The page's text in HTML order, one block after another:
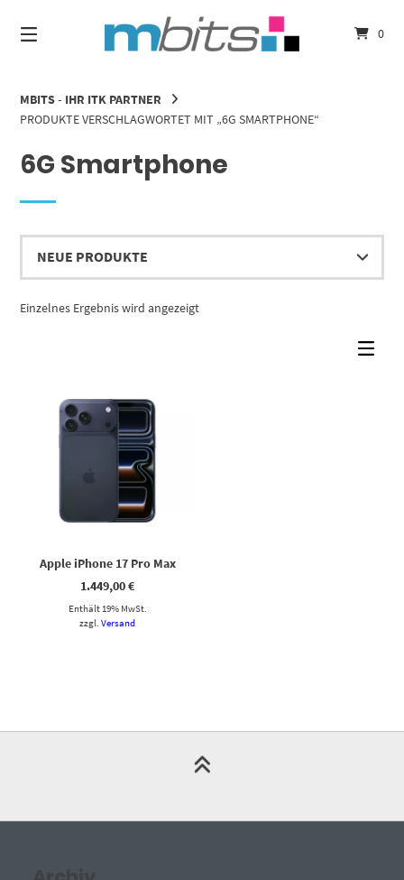
zum
Inhalt
0
MBITS - IHR ITK PARTNER
PRODUKTE VERSCHLAGWORTET MIT „6G SMARTPHONE“
6G Smartphone
Einzelnes Ergebnis wird angezeigt
Apple iPhone 17 Pro Max
1.449,00€
Enthält 19% MwSt.
zzgl.Versand